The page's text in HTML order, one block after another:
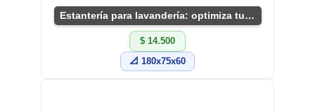
Estantería para lavandería: optimiza tu espacio
$ 14.500
📐 180x75x60